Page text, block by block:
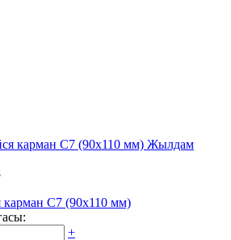
Жылдам
C7 (90х110 мм)
+